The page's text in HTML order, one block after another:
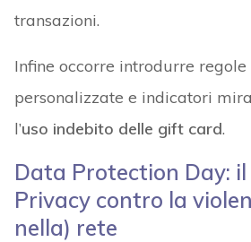
transazioni.
Infine occorre introdurre
personalizzate e indicatori
l’uso indebito delle gift card.
Data Protection Day:
Privacy contro la
nella) rete